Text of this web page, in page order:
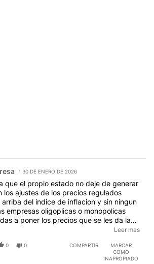
30 DE ENERO DE 2026
que el propio estado no deje de generar
los ajustes de los precios regulados
del indice de inflacion y sin ningun
empresas oligoplicas o monopolicas
a poner los precios que se les da la
la inflacion sera normal ,y una cosa son
por ejemplo los combustibles ,vivo
caba y los valores aca son de maso 500
Leer mas
0 0 COMPARTIR
MARCAR
COMO
INAPROPIADO